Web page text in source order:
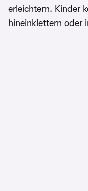
erleichtern. Kinder
hineinklettern oder